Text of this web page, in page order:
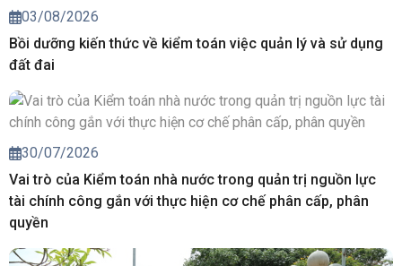
03/08/2026
Bồi dưỡng kiến thức về kiểm toán việc quản lý và sử dụng
đất đai
30/07/2026
Vai trò của Kiểm toán nhà nước trong quản trị nguồn lực
tài chính công gắn với thực hiện cơ chế phân cấp, phân
quyền